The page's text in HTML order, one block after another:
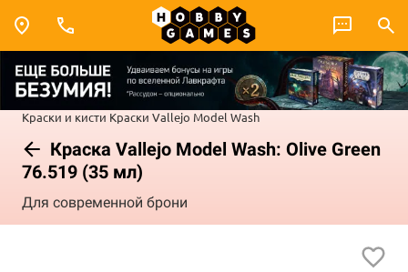
Краски и кисти Краски Vallejo Model Wash
Краска Vallejo Model Wash: Olive Green
76.519 (35 мл)
Для современной брони